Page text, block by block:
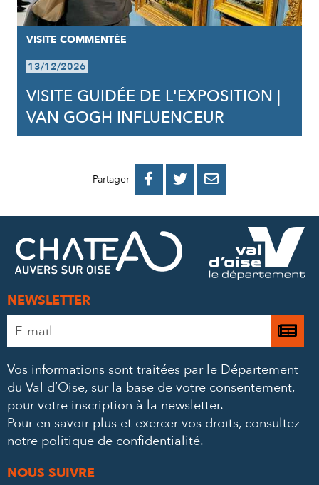
VISITE COMMENTÉE
13/12/2026
VISITE GUIDÉE DE L'EXPOSITION |
VAN GOGH INFLUENCEUR
Partager 
PARTAGER
FACEBOOK
PARTAGER
PARTAGER
MAIL
NEWSLETTER
Adresse
e-
*
Je
à
Vos informations sont traitées par le Département
du Val d’Oise, sur la base de votre consentement,
pour votre inscription à la newsletter.
Pour en savoir plus et exercer vos droits, consultez
notre politique de confidentialité.
NOUS SUIVRE